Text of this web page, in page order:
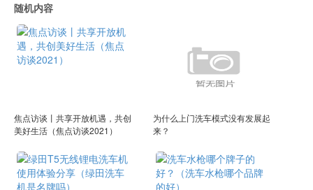
随机内容
焦点访谈丨共享开放机遇，共创
美好生活（焦点访谈2021）
为什么上门洗车模式没有发展起
来？